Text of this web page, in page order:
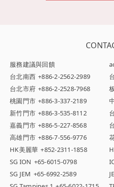
服務建議與回饋
台北南西 +886-2-2562-2989
台北市府 +886-2-2528-7968
桃園門市 +886-3-337-2189
新竹門市 +886-3-535-8112
嘉義門市 +886-5-227-8568
高雄門市 +886-7-556-9776
HK美麗華 +852-2311-1858
SG ION +65-6015-0798
SG JEM +65-6992-2589